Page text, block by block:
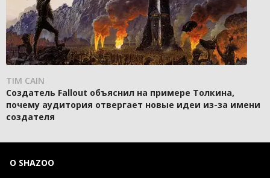
TIM CAIN
Создатель Fallout объяснил на примере Толкина,
почему аудитория отвергает новые идеи из-за имени
создателя
О SHAZOO